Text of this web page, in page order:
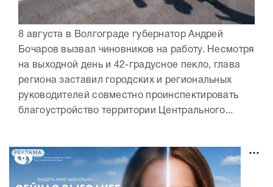
8 августа в Волгограде губернатор Андрей
Бочаров вызвал чиновников на работу. Несмотря
на выходной день и 42-градусное пекло, глава
региона заставил городских и региональных
руководителей совместно проинспектировать
благоустройство территории Центрального...
РЕКЛАМА